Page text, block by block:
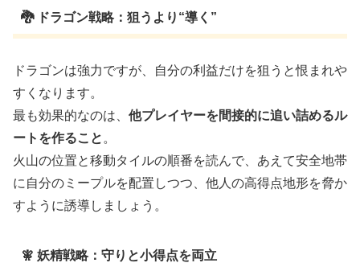
🐉 ドラゴン戦略：狙うより“導く”
ドラゴンは強力ですが、自分の利益だけを狙うと恨まれや
すくなります。
最も効果的なのは、 他プレイヤーを間接的に追い詰めるル
ートを作ること 。
火山の位置と移動タイルの順番を読んで、あえて安全地帯
に自分のミープルを配置しつつ、他人の高得点地形を脅か
すように誘導しましょう。
🧚 妖精戦略：守りと小得点を両立